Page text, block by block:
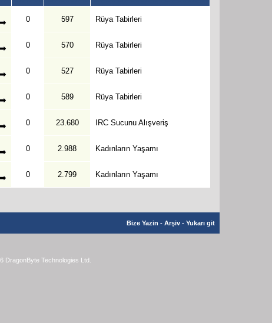
0 597 Rüya Tabirleri
0 570 Rüya Tabirleri
0 527 Rüya Tabirleri
0 589 Rüya Tabirleri
0 23.680 IRC Sucunu Alışveriş
0 2.988 Kadınların Yaşamı
0 2.799 Kadınların Yaşamı
Bize Yazin - Arşiv - Yukarı git
DragonByte Technologies Ltd.